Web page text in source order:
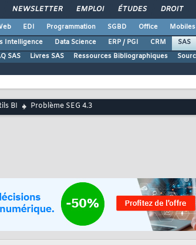
NEWSLETTER EMPLOI ÉTUDES DROIT
EDI Programmation SGBD Office
Mobiles
Intelligence Data Science ERP / PGI CRM
SAS
SAS Livres SAS Ressources Bibliographiques
BI Problème SEG 4.3